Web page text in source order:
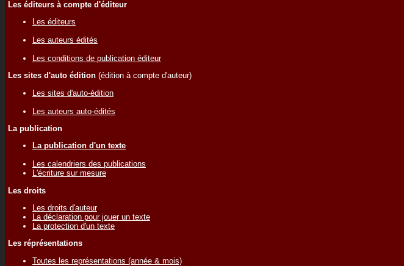
Les éditeurs à compte d'éditeur
Les éditeurs
Les auteurs édités
Les conditions de publication éditeur
Les sites d'auto édition (édition à compte d'auteur)
Les sites d'auto-édition
Les auteurs auto-édités
La publication
La publication d'un texte
Les calendriers des publications
L'écriture sur mesure
Les droits
Les droits d'auteur
La déclaration pour jouer un texte
La protection d'un texte
Les réprésentations
Toutes les représentations (année & mois)